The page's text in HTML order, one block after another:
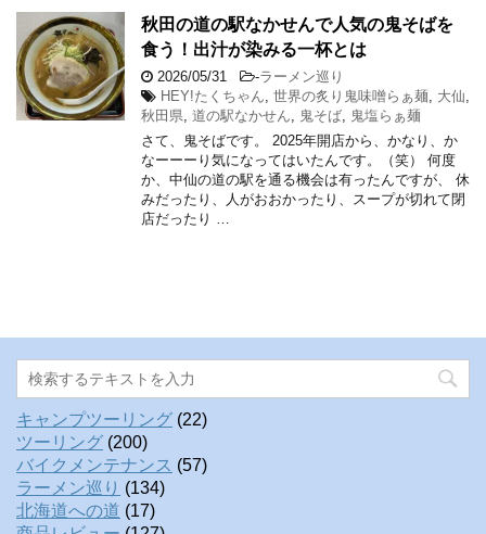
秋田の道の駅なかせんで人気の鬼そばを
食う！出汁が染みる一杯とは
2026/05/31 -ラーメン巡り
HEY!たくちゃん 世界の炙り鬼味噌らぁ麺 大仙
秋田県 道の駅なかせん 鬼そば
鬼塩らぁ麺
さて、鬼そばです。 2025年開店から、かなり、か
なーーーり気になってはいたんです。（笑） 何度
か、中仙の道の駅を通る機会は有ったんですが、 休
みだったり、人がおおかったり、スープが切れて閉
店だったり …
キャンプツーリング (22)
ツーリング (200)
バイクメンテナンス (57)
ラーメン巡り (134)
北海道への道 (17)